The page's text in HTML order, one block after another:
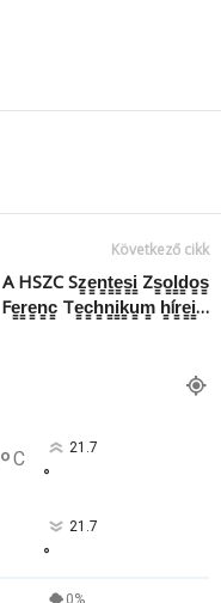
Következő cikk
A HSZC Sz̳e̳n̳t̳e̳s̳i̳ Zs̳o̳l̳d̳o̳s̳
Fe̳r̳e̳n̳c̳ Te̳c̳h̳n̳i̳k̳u̳m̳ h̳ír̳e̳i̳…
°C 21.7
°
21.7
°